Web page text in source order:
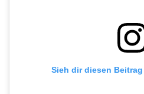
Sieh dir diesen